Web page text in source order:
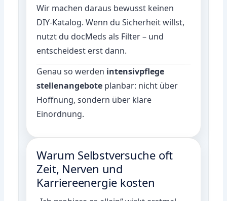
Wir machen daraus bewusst keinen
DIY-Katalog. Wenn du Sicherheit willst,
nutzt du docMeds als Filter – und
entscheidest erst dann.
Genau so werden intensivpflege
stellenangebote planbar: nicht über
Hoffnung, sondern über klare
Einordnung.
Warum Selbstversuche oft
Zeit, Nerven und
Karriereenergie kosten